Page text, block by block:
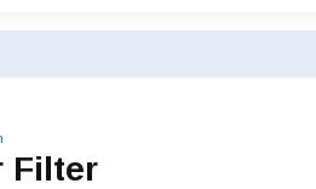
Filter